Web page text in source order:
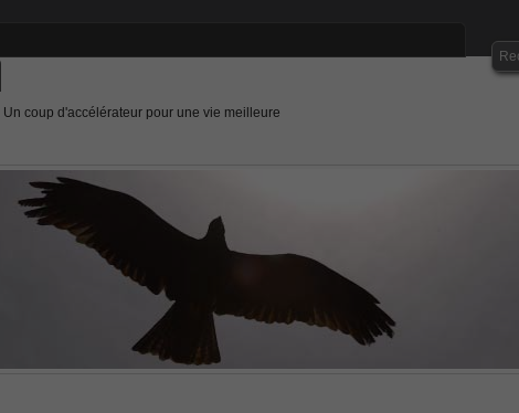
Un coup d'accélérateur pour une vie meilleure